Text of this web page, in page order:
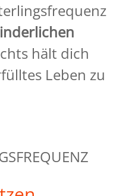
hält dich
Leben zu